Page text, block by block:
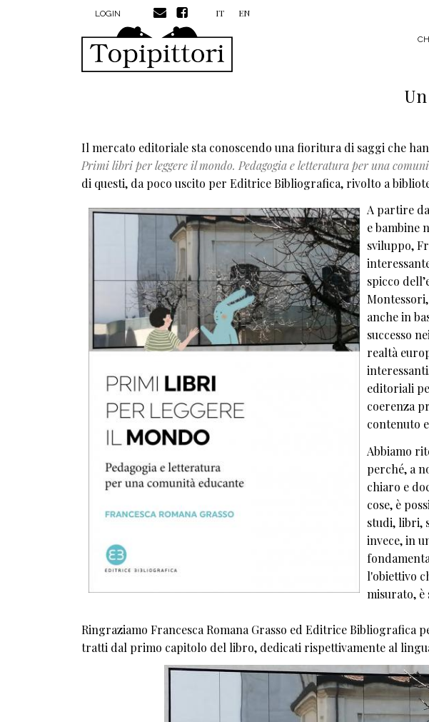
Salta al contenuto principale
MENU PROFILO UTENTE
LOGIN IT EN
Il mercato editoriale sta conoscendo una fioritura di saggi che
Primi libri per leggere il mondo. Pedagogia e letteratura per una
di questi, da poco uscito per Editrice Bibliografica, rivolto a
A partire
e bambine
sviluppo,
spicco
anche in
successo
realtà
editoriali
coerenza
contenuto
Abbiamo
perché, a
chiaro e
cose, è
studi, libri,
invece, in
l'obiettivo
misurato, è
Ringraziamo Francesca Romana Grasso ed Editrice Bibliografica
tratti dal primo capitolo del libro, dedicati rispettivamente al